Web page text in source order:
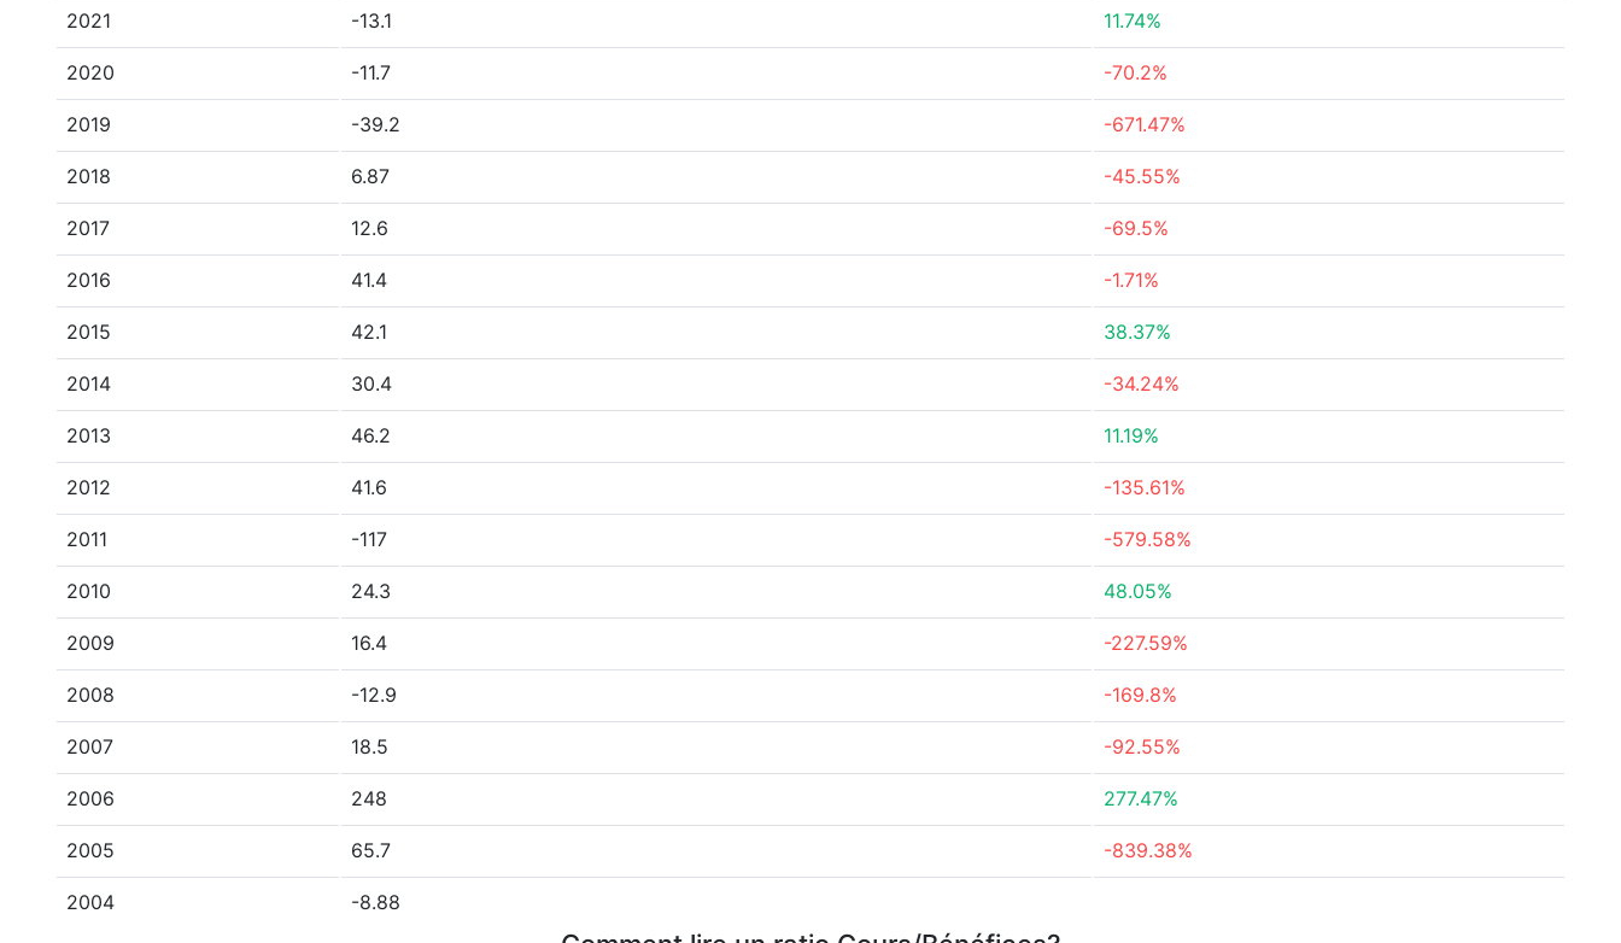
2021 -13.1 11.74%
2020 -11.7 -70.2%
2019 -39.2 -671.47%
2018 6.87 -45.55%
2017 12.6 -69.5%
2016 41.4 -1.71%
2015 42.1 38.37%
2014 30.4 -34.24%
2013 46.2 11.19%
2012 41.6 -135.61%
2011 -117 -579.58%
2010 24.3 48.05%
2009 16.4 -227.59%
2008 -12.9 -169.8%
2007 18.5 -92.55%
2006 248 277.47%
2005 65.7 -839.38%
2004 -8.88